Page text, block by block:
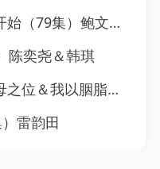
集）鲍文浩＆王倩
陈奕尧＆韩琪
覆山河（79集）常丹丹
雷韵田